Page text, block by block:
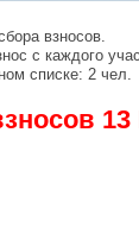
взносов.
с каждого
списке: 2 чел.